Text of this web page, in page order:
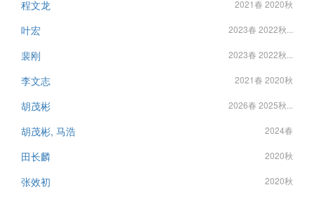
程文龙 2021春 2020秋
叶宏 2023春 2022秋...
裴刚 2023春 2022秋...
李文志 2021春 2020秋
胡茂彬 2026春 2025秋...
胡茂彬, 马浩 2024春
田长麟 2020秋
张效初 2020秋